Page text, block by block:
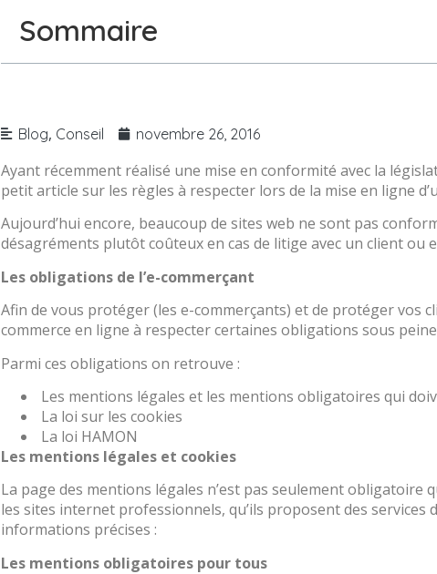
Sommaire
Blog, Conseil novembre 26, 2016
Ayant récemment réalisé une mise en conformité avec la
petit article sur les règles à respecter lors de la mise en ligne
Aujourd’hui encore, beaucoup de sites web ne sont pas
désagréments plutôt coûteux en cas de litige avec un client
Les obligations de l’e-commerçant
Afin de vous protéger (les e-commerçants) et de protéger vos
commerce en ligne à respecter certaines obligations sous
Parmi ces obligations on retrouve :
Les mentions légales et les mentions obligatoires qui
La loi sur les cookies
La loi HAMON
Les mentions légales et cookies
La page des mentions légales n’est pas seulement obligatoire
les sites internet professionnels, qu’ils proposent des
informations précises :
Les mentions obligatoires pour tous